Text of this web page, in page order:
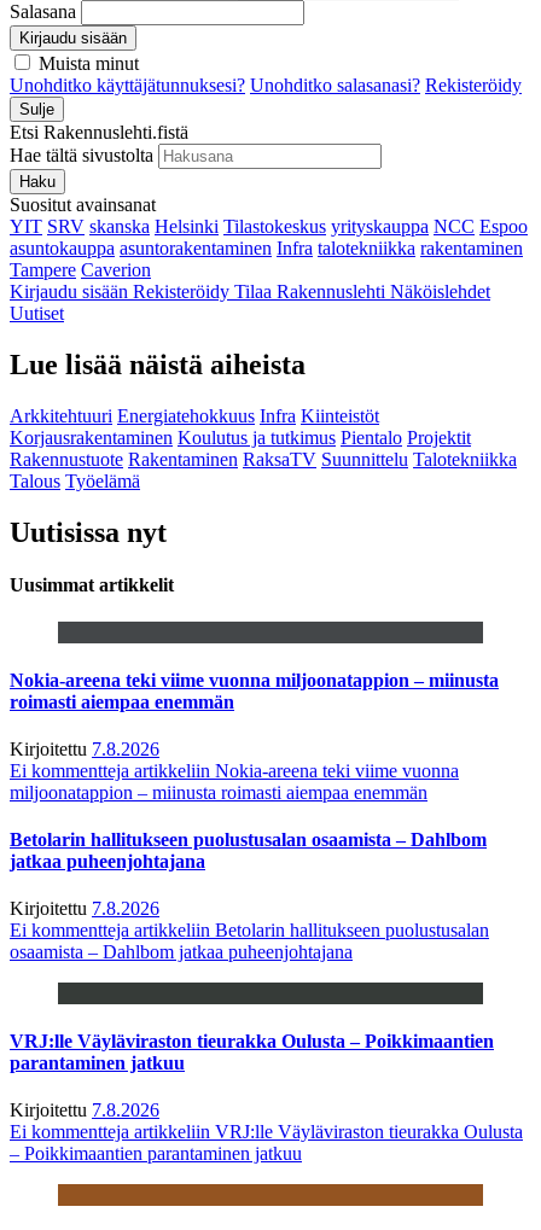
Salasana
Kirjaudu sisään
Muista minut
Unohditko käyttäjätunnuksesi? Unohditko salasanasi? Rekisteröidy
Sulje
Etsi Rakennuslehti.fistä
Hae tältä sivustolta
Haku
Suositut avainsanat
YIT SRV skanska Helsinki Tilastokeskus yrityskauppa NCC Espoo
asuntokauppa asuntorakentaminen Infra talotekniikka rakentaminen
Tampere Caverion
Kirjaudu sisään Rekisteröidy Tilaa Rakennuslehti Näköislehdet
Uutiset
Lue lisää näistä aiheista
Arkkitehtuuri Energiatehokkuus Infra Kiinteistöt
Korjausrakentaminen Koulutus ja tutkimus Pientalo Projektit
Rakennustuote Rakentaminen RaksaTV Suunnittelu Talotekniikka
Talous Työelämä
Uutisissa nyt
Uusimmat artikkelit
Nokia-areena teki viime vuonna miljoonatappion – miinusta
roimasti aiempaa enemmän
Kirjoitettu 7.8.2026
Ei kommentteja artikkeliin Nokia-areena teki viime vuonna
miljoonatappion – miinusta roimasti aiempaa enemmän
Betolarin hallitukseen puolustusalan osaamista – Dahlbom
jatkaa puheenjohtajana
Kirjoitettu 7.8.2026
Ei kommentteja artikkeliin Betolarin hallitukseen puolustusalan
osaamista – Dahlbom jatkaa puheenjohtajana
VRJ:lle Väyläviraston tieurakka Oulusta – Poikkimaantien
parantaminen jatkuu
Kirjoitettu 7.8.2026
Ei kommentteja artikkeliin VRJ:lle Väyläviraston tieurakka Oulusta
– Poikkimaantien parantaminen jatkuu